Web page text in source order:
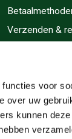
voor
over uw
kunnen
Verzenden &
Cadeaubonnen
Inlijsten